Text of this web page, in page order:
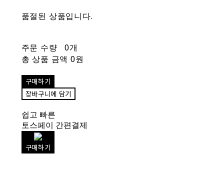
품절된 상품입니다.
주문 수량
0개
총 상품 금액 0원
구매하기
장바구니에 담기
쉽고 빠른
토스페이 간편결제
구매하기